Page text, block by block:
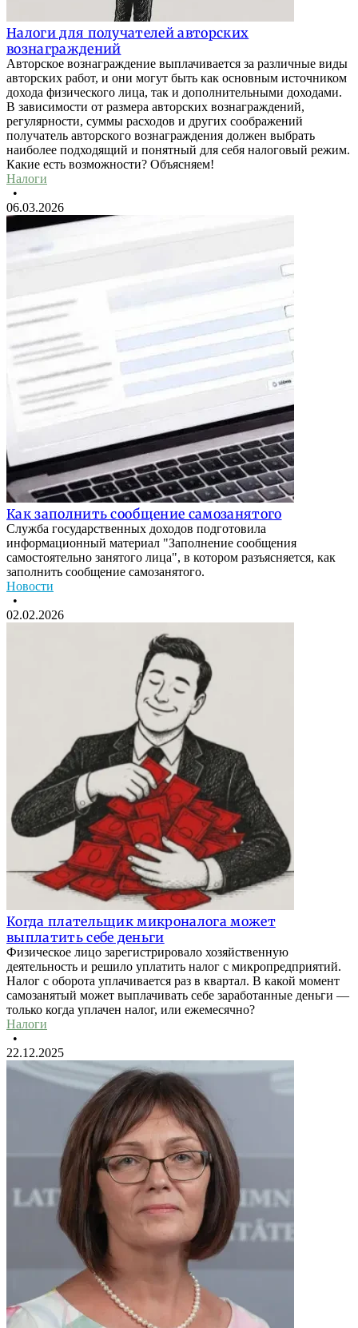
Налоги для получателей авторских
вознаграждений
Авторское вознаграждение выплачивается за различные виды
авторских работ, и они могут быть как основным источником
дохода физического лица, так и дополнительными доходами.
В зависимости от размера авторских вознаграждений,
регулярности, суммы расходов и других соображений
получатель авторского вознаграждения должен выбрать
наиболее подходящий и понятный для себя налоговый режим.
Какие есть возможности? Объясняем!
Налоги
•
06.03.2026
Как заполнить сообщение самозанятого
Служба государственных доходов подготовила
информационный материал "Заполнение сообщения
самостоятельно занятого лица", в котором разъясняется, как
заполнить сообщение самозанятого.
Новости
•
02.02.2026
Когда плательщик микроналога может
выплатить себе деньги
Физическое лицо зарегистрировало хозяйственную
деятельность и решило уплатить налог с микропредприятий.
Налог с оборота уплачивается раз в квартал. В какой момент
самозанятый может выплачивать себе заработанные деньги —
только когда уплачен налог, или ежемесячно?
Налоги
•
22.12.2025